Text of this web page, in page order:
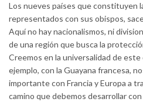
Los nueves países que constituyen
representados con sus obispos,
Aquí no hay nacionalismos, ni
de una región que busca la
Creemos en la universalidad de
ejemplo, con la Guayana francesa,
importante con Francia y Europa a
camino que debemos desarrollar